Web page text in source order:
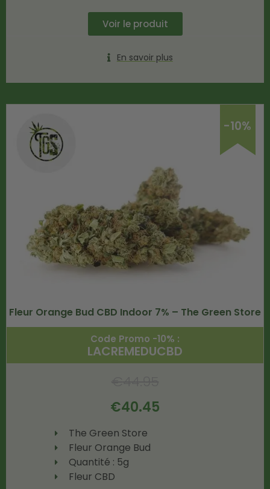
Voir le produit
En savoir plus
-10%
Fleur Orange Bud CBD Indoor 7% – The Green Store
Code Promo -10% :
LACREMEDUCBD
€40.45
The Green Store
Fleur Orange Bud
Quantité : 5g
Fleur CBD